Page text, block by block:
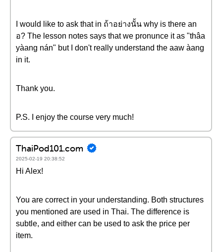
I would like to ask that in ถ้าอย่างนั้น why is there an
อ? The lesson notes says that we pronunce it as "thâa
yàang nán" but I don't really understand the aaw àang
in it.
Thank you.
P.S. I enjoy the course very much!
ThaiPod101.com
2025-02-19 20:38:52
Hi Alex!
You are correct in your understanding. Both structures
you mentioned are used in Thai. The difference is
subtle, and either can be used to ask the price per
item.